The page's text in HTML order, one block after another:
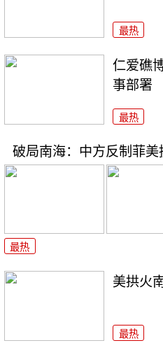
最热
仁爱礁
事部署
最热
破局南海：中方反制菲美
最热
美拱火
最热